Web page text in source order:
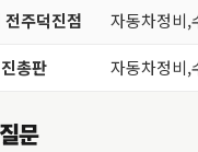
주덕진점 자동차정비,
총판 자동차정비,
문